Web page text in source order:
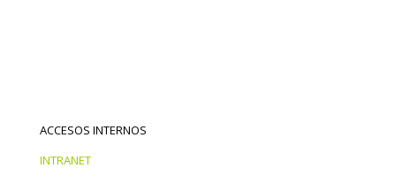
ACCESOS INTERNOS
INTRANET